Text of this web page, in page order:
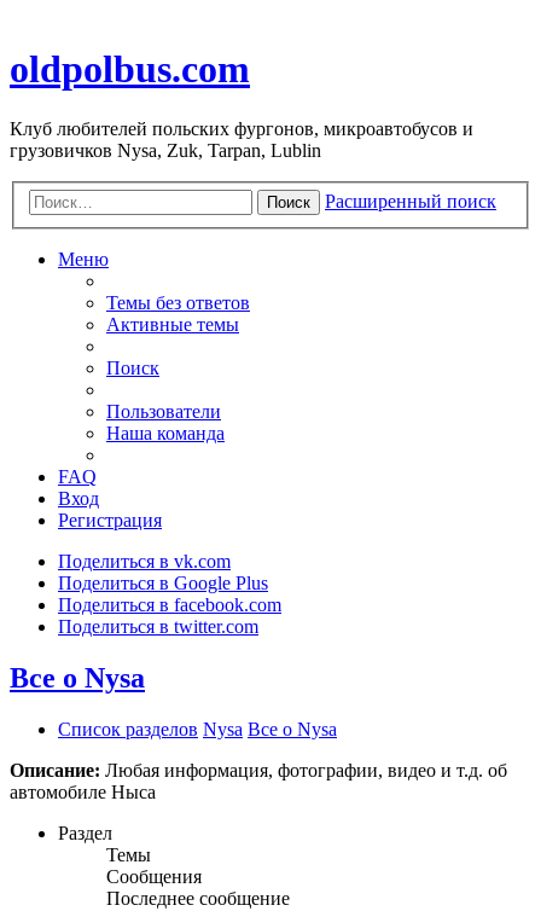
oldpolbus.com
Клуб любителей польских фургонов, микроавтобусов и
грузовичков Nysa, Zuk, Tarpan, Lublin
Поиск Расширенный поиск
Меню
Темы без ответов
Активные темы
Поиск
Пользователи
Наша команда
FAQ
Вход
Регистрация
Поделиться в vk.com
Поделиться в Google Plus
Поделиться в facebook.com
Поделиться в twitter.com
Все о Nysa
Список разделов Nysa Все о Nysa
Описание: Любая информация, фотографии, видео и т.д. об
автомобиле Ныса
Раздел
Темы
Сообщения
Последнее сообщение